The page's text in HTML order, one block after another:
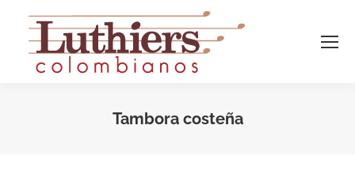
Tambora costeña